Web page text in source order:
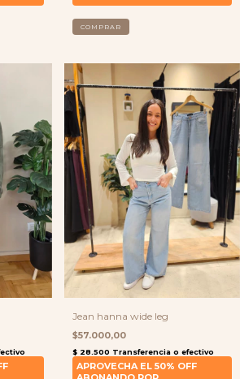
COMPRAR
Jean hanna wide leg
$57.000,00